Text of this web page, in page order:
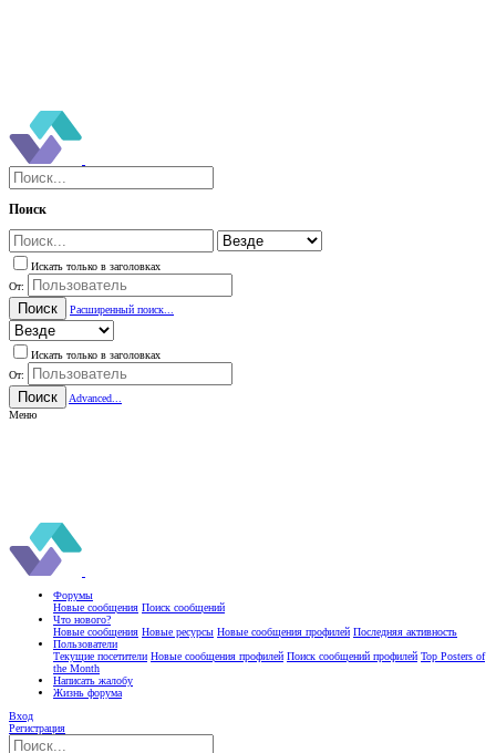
Поиск
Искать только в заголовках
От:
Поиск Расширенный поиск...
Искать только в заголовках
От:
Поиск
Advanced...
Меню
Форумы
Новые сообщения Поиск сообщений
Что нового?
Новые сообщения Новые ресурсы Новые сообщения профилей Последняя активность
Пользователи
Текущие посетители Новые сообщения профилей Поиск сообщений профилей Top Posters of
the Month
Написать жалобу
Жизнь форума
Вход
Регистрация